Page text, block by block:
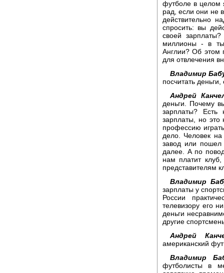
футболе в целом
рад, если они не
действительно
спросить: вы
своей
миллионы - в
Англии? Об этом
для отвлечения
Владимир
посчитать
Андрей
деньги. Почему
зарплаты? Есть
зарплаты, но
профессию
дело. Человек
завод или пошел
далее. А по
нам платит
представителям
Владимир
зарплаты у
России
телевизору его
деньги
другие
Андрей
американский
Владимир
футболисты в